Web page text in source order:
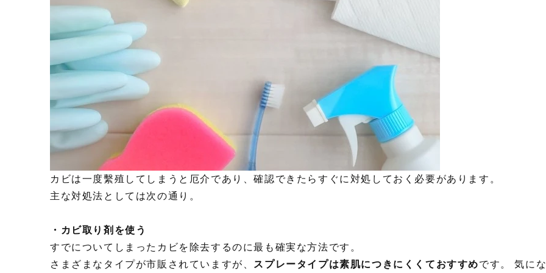
カビは一度繫殖してしまうと厄介であり、確認できたらすぐに対処しておく必要があります。
主な対処法としては次の通り。
・カビ取り剤を使う
すでについてしまったカビを除去するのに最も確実な方法です。
さまざまなタイプが市販されていますが、 スプレータイプは素肌につきにくくておすすめです。 気に